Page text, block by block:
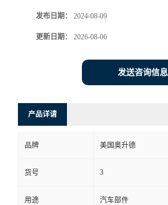
发布日期： 2024-08-09
更新日期： 2026-08-06
发送咨询信息
产品详请
品牌 美国奥升德
货号 3
用途 汽车部件